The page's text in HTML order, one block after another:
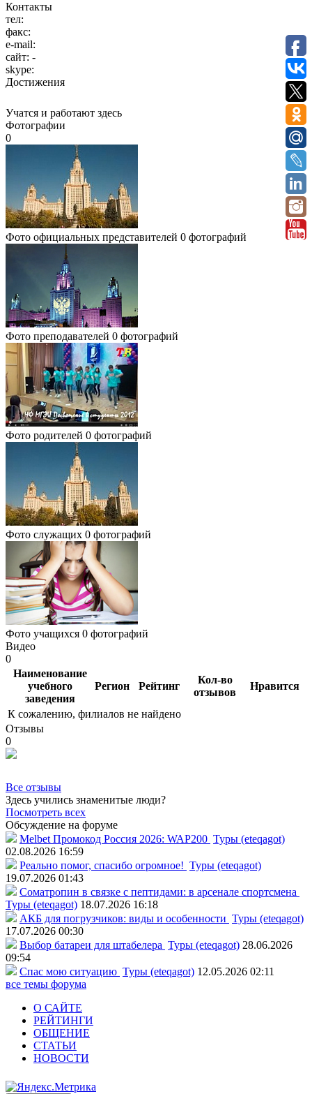
Контакты
тел:
факс:
e-mail:
сайт: -
skype:
Достижения
Учатся и работают здесь
Фотографии
0
Фото официальных представителей 0 фотографий
Фото преподавателей 0 фотографий
Фото родителей 0 фотографий
Фото служащих 0 фотографий
Фото учащихся 0 фотографий
Видео
0
Наименование
учебного
заведения
Регион Рейтинг
Кол-во
отзывов
Нравится
К сожалению, филиалов не найдено
Отзывы
0
Все отзывы
Здесь учились знаменитые люди?
Посмотреть всех
Обсуждение на форуме
Melbet Промокод Россия 2026: WAP200 Туры (eteqagot)
02.08.2026 16:59
Реально помог, спасибо огромное! Туры (eteqagot)
19.07.2026 01:43
Соматропин в связке с пептидами: в арсенале спортсмена
Туры (eteqagot) 18.07.2026 16:18
АКБ для погрузчиков: виды и особенности Туры (eteqagot)
17.07.2026 00:30
Выбор батареи для штабелера Туры (eteqagot) 28.06.2026
09:54
Спас мою ситуацию Туры (eteqagot) 12.05.2026 02:11
все темы форума
О САЙТЕ
РЕЙТИНГИ
ОБЩЕНИЕ
СТАТЬИ
НОВОСТИ